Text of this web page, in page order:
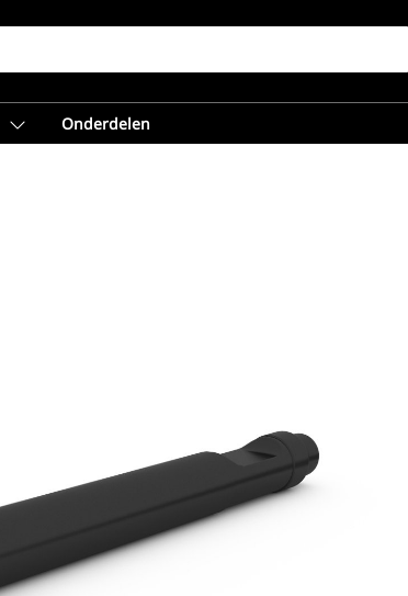
Onderdelen